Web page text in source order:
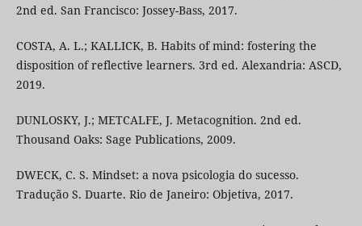
2nd ed. San Francisco: Jossey-Bass, 2017.
COSTA, A. L.; KALLICK, B. Habits of mind: fostering the
disposition of reflective learners. 3rd ed. Alexandria: ASCD,
2019.
DUNLOSKY, J.; METCALFE, J. Metacognition. 2nd ed.
Thousand Oaks: Sage Publications, 2009.
DWECK, C. S. Mindset: a nova psicologia do sucesso.
Tradução S. Duarte. Rio de Janeiro: Objetiva, 2017.